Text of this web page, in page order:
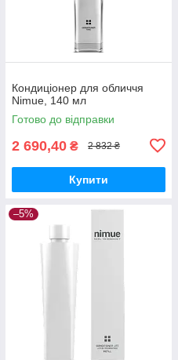
Кондиціонер для обличчя
Nimue, 140 мл
Готово до відправки
2 690,40 ₴ 2 832 ₴
Купити
–5%